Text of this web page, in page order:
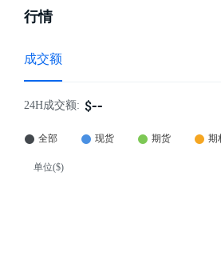
行情
成交额
24H成交额: $--